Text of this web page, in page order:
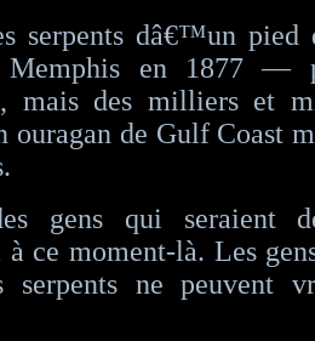
serpents dâ€™un pied
Memphis en 1877 —
mais des milliers
ouragan de Gulf Coast
gens qui seraient
ce moment-là. Les
serpents ne peuvent